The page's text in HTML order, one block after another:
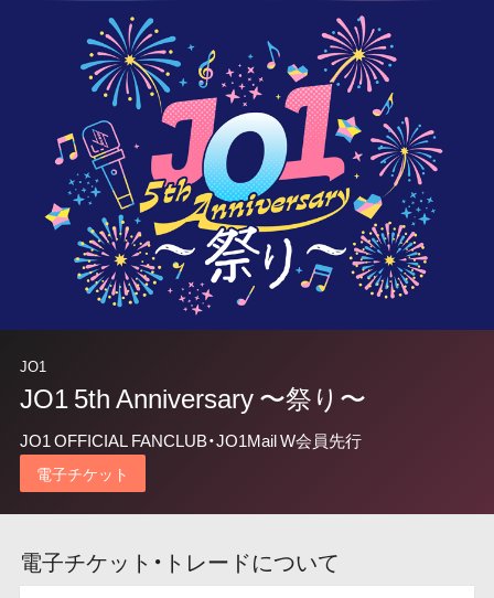
JO1
JO1 5th Anniversary 〜祭り〜
JO1 OFFICIAL FANCLUB・JO1Mail W会員先行
電子チケット
電子チケット・トレードについて